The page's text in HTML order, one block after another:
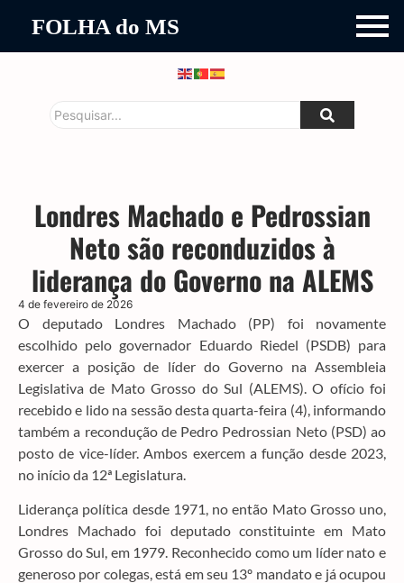
FOLHA do MS
Londres Machado e Pedrossian
Neto são reconduzidos à
liderança do Governo na ALEMS
4 de fevereiro de 2026
O deputado Londres Machado (PP) foi novamente
escolhido pelo governador Eduardo Riedel (PSDB) para
exercer a posição de líder do Governo na Assembleia
Legislativa de Mato Grosso do Sul (ALEMS). O ofício foi
recebido e lido na sessão desta quarta-feira (4), informando
também a recondução de Pedro Pedrossian Neto (PSD) ao
posto de vice-líder. Ambos exercem a função desde 2023,
no início da 12ª Legislatura.
Liderança política desde 1971, no então Mato Grosso uno,
Londres Machado foi deputado constituinte em Mato
Grosso do Sul, em 1979. Reconhecido como um líder nato e
generoso por colegas, está em seu 13º mandato e já ocupou